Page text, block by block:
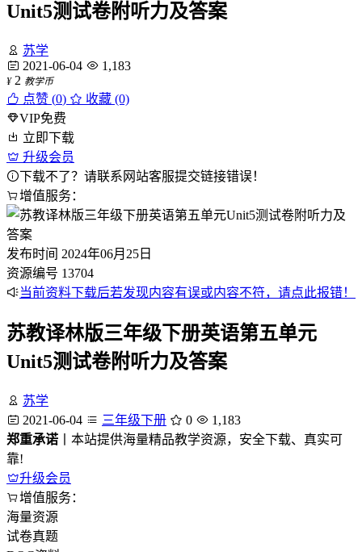
Unit5测试卷附听力及答案
苏学
2021-06-04
1,183
¥ 2 教学币
点赞 (0)
收藏 (0)
VIP免费
立即下载
升级会员
下载不了？请联系网站客服提交链接错误！
增值服务：
发布时间 2024年06月25日
资源编号 13704
当前资料下载后若发现内容有误或内容不符，请点此报错！
苏教译林版三年级下册英语第五单元
Unit5测试卷附听力及答案
苏学
2021-06-04
三年级下册 0
1,183
郑重承诺 丨本站提供海量精品教学资源，安全下载、真实可
靠!
升级会员
增值服务：
海量资源
试卷真题